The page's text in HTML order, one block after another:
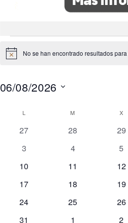
Eventos
Aviso No se han encontrado resultados
06/08/2026
Calendario
Eventos
L M X
0
27
0
28
0
29
0
3
0
4
0
5
0
10
0
11
0
12
0
17
0
18
0
19
0
24
0
25
0
26
0
31
0
1
0
2